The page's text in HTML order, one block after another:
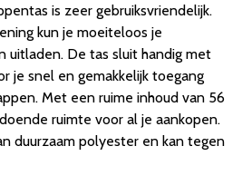
is zeer gebruiksvriendelijk.
kun je moeiteloos je
uitladen. De tas sluit handig met
je snel en gemakkelijk toegang
Met een ruime inhoud van 56
ruimte voor al je aankopen.
duurzaam polyester en kan tegen